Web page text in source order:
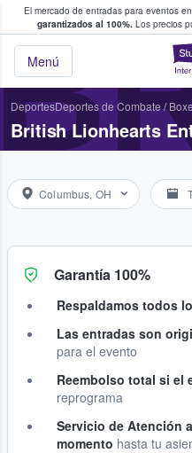
El mercado de entradas para eventos
garantizados al 100%. Los precios
Menú
y venta de
DeportesDeportes de Combate/
British Lionhearts
Columbus, OH
Garantía 100%
Respaldamos todos
Las entradas son
para el evento
Reembolso total si el
reprograma
Servicio de Atención
momento hasta tu